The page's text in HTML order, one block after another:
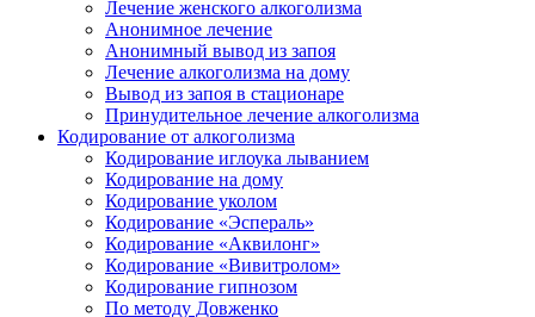
Лечение женского алкоголизма
Анонимное лечение
Анонимный вывод из запоя
Лечение алкоголизма на дому
Вывод из запоя в стационаре
Принудительное лечение алкоголизма
Кодирование от алкоголизма
Кодирование иглоука лыванием
Кодирование на дому
Кодирование уколом
Кодирование «Эспераль»
Кодирование «Аквилонг»
Кодирование «Вивитролом»
Кодирование гипнозом
По методу Довженко